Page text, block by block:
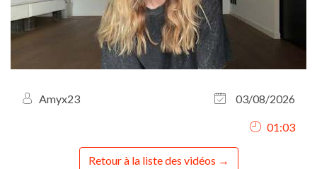
Amyx23 03/08/2026
01:03
Retour à la liste des vidéos